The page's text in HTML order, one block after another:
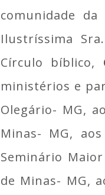
comunidade
Ilustríssima
Círculo bíblico,
ministérios e
Olegário- MG,
Minas- MG,
Seminário
de Minas- MG,